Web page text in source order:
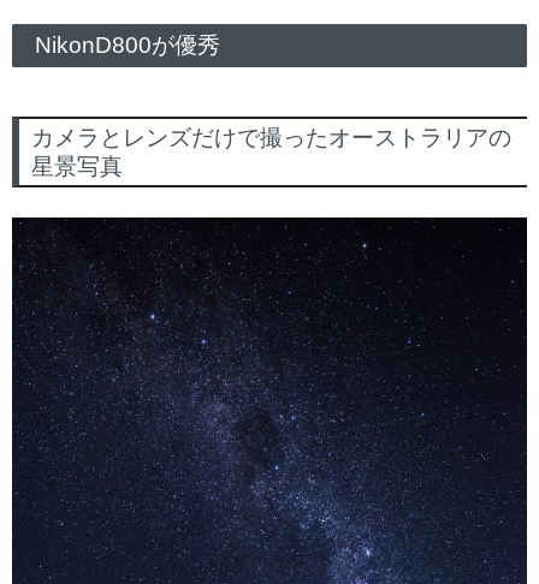
NikonD800が優秀
カメラとレンズだけで撮ったオーストラリアの
星景写真